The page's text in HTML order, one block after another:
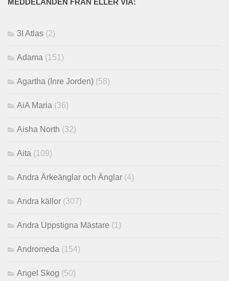
MEDDELANDEN FRÅN ELLER VIA:
3I Atlas (2)
Adama (151)
Agartha (Inre Jorden) (58)
AiA Maria (36)
Aisha North (32)
Aita (109)
Andra Ärkeänglar och Änglar (4)
Andra källor (307)
Andra Uppstigna Mästare (1)
Andromeda (154)
Angel Skog (50)